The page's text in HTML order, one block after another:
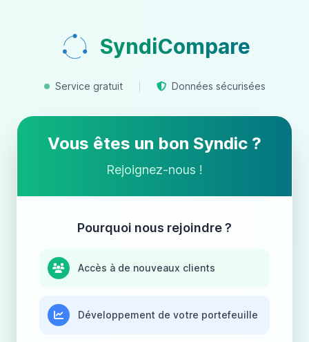
SyndiCompare
Service gratuit Données sécurisées
Vous êtes un bon Syndic ?
Rejoignez-nous !
Pourquoi nous rejoindre ?
Accès à de nouveaux clients
Développement de votre portefeuille